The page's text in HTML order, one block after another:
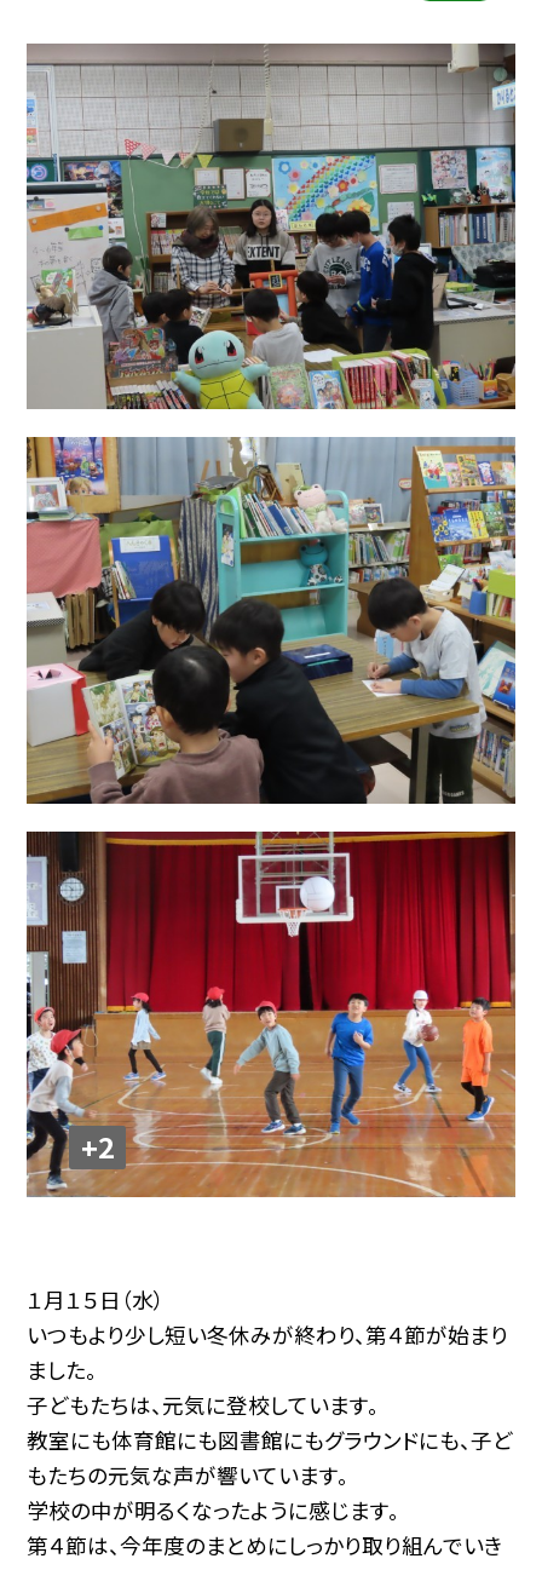
+2
１月１５日（水）
いつもより少し短い冬休みが終わり、第４節が始まり
ました。
子どもたちは、元気に登校しています。
教室にも体育館にも図書館にもグラウンドにも、子ど
もたちの元気な声が響いています。
学校の中が明るくなったように感じます。
第４節は、今年度のまとめにしっかり取り組んでいき